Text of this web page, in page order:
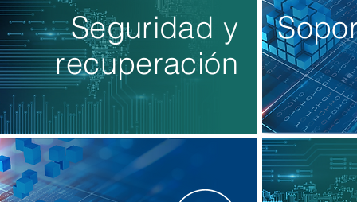
Seguridad y
recuperación